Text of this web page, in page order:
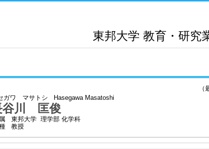
東邦大学 教育・研究
（最
ガワ マサトシ
Hasegawa Masatoshi
谷川 匡俊
東邦大学 理学部 化学科
教授